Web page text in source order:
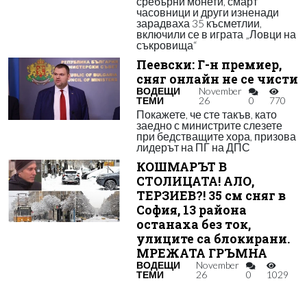
часовници и други изненади
зарадваха 35 късметлии,
включили се в играта „Ловци на
съкровища“
Пеевски: Г-н премиер,
сняг онлайн не се чисти
ВОДЕЩИ
ТЕМИ
November
26
0 770
Покажете, че сте такъв, като
заедно с министрите слезете
при бедстващите хора, призова
лидерът на ПГ на ДПС
КОШМАРЪТ В
СТОЛИЦАТА! АЛО,
ТЕРЗИЕВ?! 35 см сняг в
София, 13 района
останаха без ток,
улиците са блокирани.
МРЕЖАТА ГРЪМНА
ВОДЕЩИ
ТЕМИ
November
26
0 1029